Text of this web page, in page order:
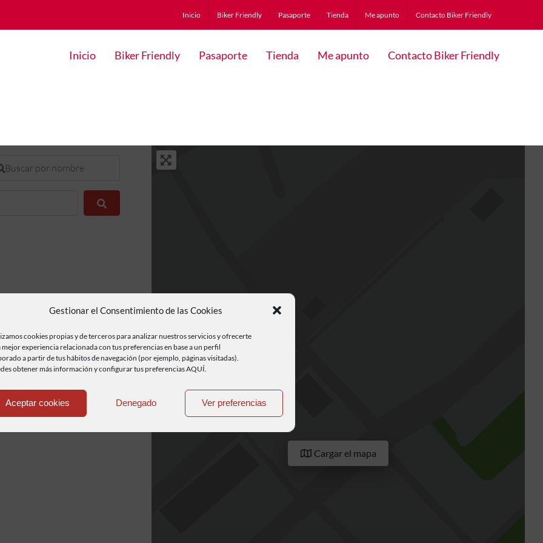
Gestionar el Consentimiento de las Cookies
cookies propias y de terceros para analizar nuestros servicios y ofrecerte
mejor experiencia relacionada con tus preferencias en base a un perfil
a partir de tus hábitos de navegación (por ejemplo, páginas visitadas).
obtener más información y configurar tus preferencias AQUÍ.
Aceptar cookies Denegado Ver preferencias
Inicio Biker Friendly Pasaporte Tienda Me apunto Contacto Biker Friendly
Inicio Biker Friendly Pasaporte Tienda Me apunto Contacto Biker Friendly
por nombre
Cargar el mapa